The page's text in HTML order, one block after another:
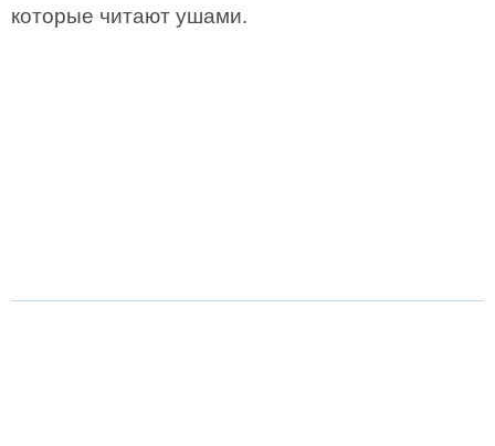
которые читают ушами.